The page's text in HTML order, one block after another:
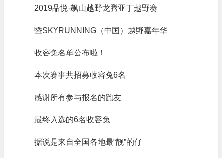
2019品悦·飙山越野龙腾亚丁越野赛
暨SKYRUNNING（中国）越野嘉年华
收容兔名单公布啦！
本次赛事共招募收容兔6名
感谢所有参与报名的跑友
最终入选的6名收容兔
据说是来自全国各地最“靓”的仔